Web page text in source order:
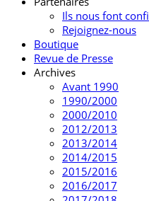
Ils nous font
Rejoignez-nous
Boutique
Revue de Presse
Archives
Avant 1990
1990/2000
2000/2010
2012/2013
2013/2014
2014/2015
2015/2016
2016/2017